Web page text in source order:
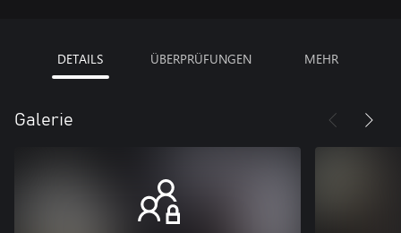
DETAILS ÜBERPRÜFUNGEN MEHR
Galerie